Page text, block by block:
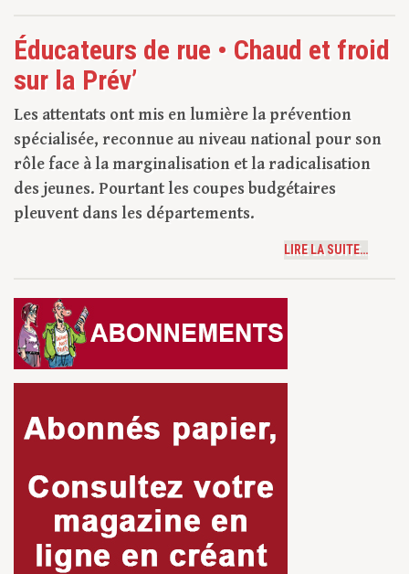
Éducateurs de rue • Chaud et froid
sur la Prév’
Les attentats ont mis en lumière la prévention
spécialisée, reconnue au niveau national pour son
rôle face à la marginalisation et la radicalisation
des jeunes. Pourtant les coupes budgétaires
pleuvent dans les départements.
LIRE LA SUITE…